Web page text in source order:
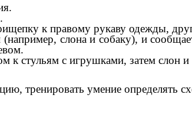
к правому рукаву одежды,
слона и собаку), и
стульям с игрушками, затем слон и
тренировать умение определять